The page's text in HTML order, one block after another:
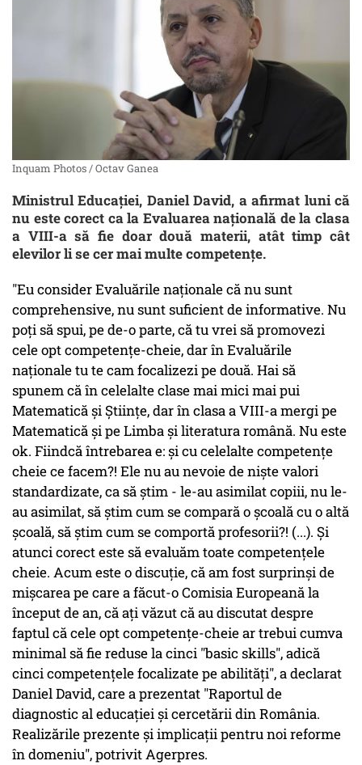
Inquam Photos / Octav Ganea
Ministrul Educaţiei, Daniel David, a afirmat luni că
nu este corect ca la Evaluarea naţională de la clasa
a VIII-a să fie doar două materii, atât timp cât
elevilor li se cer mai multe competenţe.
"Eu consider Evaluările naţionale că nu sunt
comprehensive, nu sunt suficient de informative. Nu
poţi să spui, pe de-o parte, că tu vrei să promovezi
cele opt competenţe-cheie, dar în Evaluările
naţionale tu te cam focalizezi pe două. Hai să
spunem că în celelalte clase mai mici mai pui
Matematică şi Ştiinţe, dar în clasa a VIII-a mergi pe
Matematică şi pe Limba şi literatura română. Nu este
ok. Fiindcă întrebarea e: şi cu celelalte competenţe
cheie ce facem?! Ele nu au nevoie de nişte valori
standardizate, ca să ştim - le-au asimilat copiii, nu le-
au asimilat, să ştim cum se compară o şcoală cu o altă
şcoală, să ştim cum se comportă profesorii?! (...). Şi
atunci corect este să evaluăm toate competenţele
cheie. Acum este o discuţie, că am fost surprinşi de
mişcarea pe care a făcut-o Comisia Europeană la
început de an, că aţi văzut că au discutat despre
faptul că cele opt competenţe-cheie ar trebui cumva
minimal să fie reduse la cinci "basic skills", adică
cinci competenţele focalizate pe abilităţi", a declarat
Daniel David, care a prezentat "Raportul de
diagnostic al educaţiei şi cercetării din România.
Realizările prezente şi implicaţii pentru noi reforme
în domeniu", potrivit Agerpres.